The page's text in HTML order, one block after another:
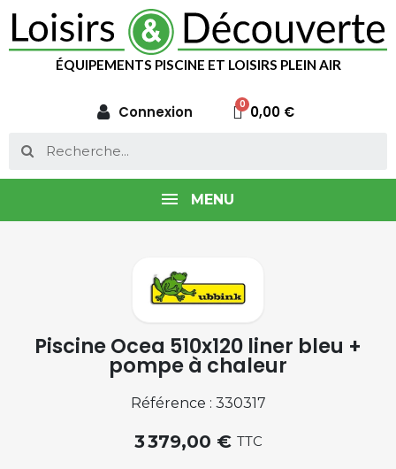
ÉQUIPEMENTS PISCINE ET LOISIRS PLEIN AIR
Connexion 0,00 €
MENU
Piscine Ocea 510x120 liner bleu +
pompe à chaleur
Référence : 330317
3 379,00 € TTC